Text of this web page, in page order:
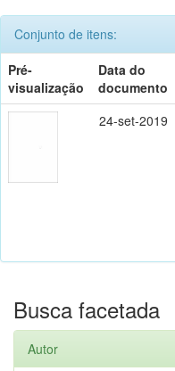
Conjunto de itens:
Pré-
visualização
Data do
documento
24-set-2019
Busca facetada
Autor